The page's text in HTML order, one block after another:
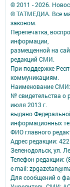
© 2011 - 2026.
© ТАТМЕДИА. Все
законом.
Перепечатка,
информации,
размещенной на
редакций СМИ.
При поддержке
коммуникациям.
Наименование СМИ:
№ свидетельства о
июля 2013 г.
выдано
информационных
ФИО главного
Адрес редакции:
Зеленодольск, ул.
Телефон редакции:
e-mail:
Для сообщений о